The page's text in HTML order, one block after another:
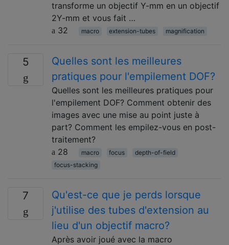
transforme un objectif Y-mm en un objectif
2Y-mm et vous fait …
32
macro extension-tubes magnification
5
Quelles sont les meilleures
pratiques pour l'empilement DOF?
Quelles sont les meilleures pratiques pour
l'empilement DOF? Comment obtenir des
images avec une mise au point juste à
part? Comment les empilez-vous en post-
traitement?
28
macro focus
depth-of-field
focus-stacking
7
Qu'est-ce que je perds lorsque
j'utilise des tubes d'extension au
lieu d'un objectif macro?
Après avoir joué avec la macro